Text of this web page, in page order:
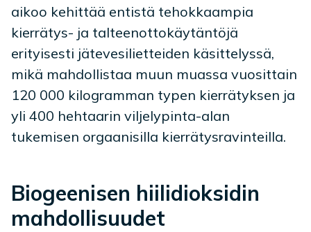
aikoo kehittää entistä tehokkaampia
kierrätys- ja talteenottokäytäntöjä
erityisesti jätevesilietteiden käsittelyssä,
mikä mahdollistaa muun muassa vuosittain
120 000 kilogramman typen kierrätyksen ja
yli 400 hehtaarin viljelypinta-alan
tukemisen orgaanisilla kierrätysravinteilla.
Biogeenisen hiilidioksidin
mahdollisuudet